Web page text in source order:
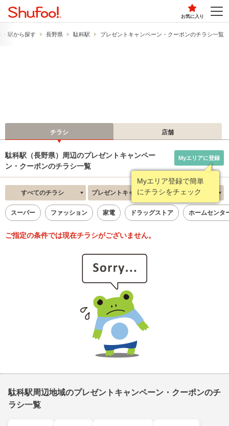
お気に入り
・駅から探す 長野県 駄科駅 プレゼントキャンペーン・クーポンのチラシ一覧
チラシ 店舗
駄科駅（長野県）周辺のプレゼントキャンペー
ン・クーポンのチラシ一覧
Myエリア登録で簡単
にチラシをチェック
Myエリアに登録
すべてのチラシ プレゼントキャンペーン・クーポン 新着順
スーパー ファッション 家電 ドラッグストア ホームセンタ
ご指定の条件では現在チラシがございません。
駄科駅周辺地域のプレゼントキャンペーン・クーポンのチ
ラシ一覧